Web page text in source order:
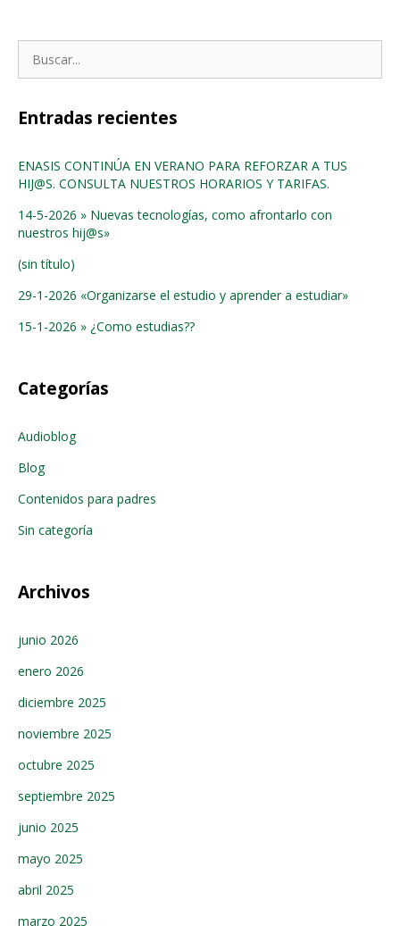
Entradas recientes
ENASIS CONTINÚA EN VERANO PARA REFORZAR A TUS
HIJ@S. CONSULTA NUESTROS HORARIOS Y TARIFAS.
14-5-2026 » Nuevas tecnologías, como afrontarlo con
nuestros hij@s»
(sin título)
29-1-2026 «Organizarse el estudio y aprender a estudiar»
15-1-2026 » ¿Como estudias??
Categorías
Audioblog
Blog
Contenidos para padres
Sin categoría
Archivos
junio 2026
enero 2026
diciembre 2025
noviembre 2025
octubre 2025
septiembre 2025
junio 2025
mayo 2025
abril 2025
marzo 2025